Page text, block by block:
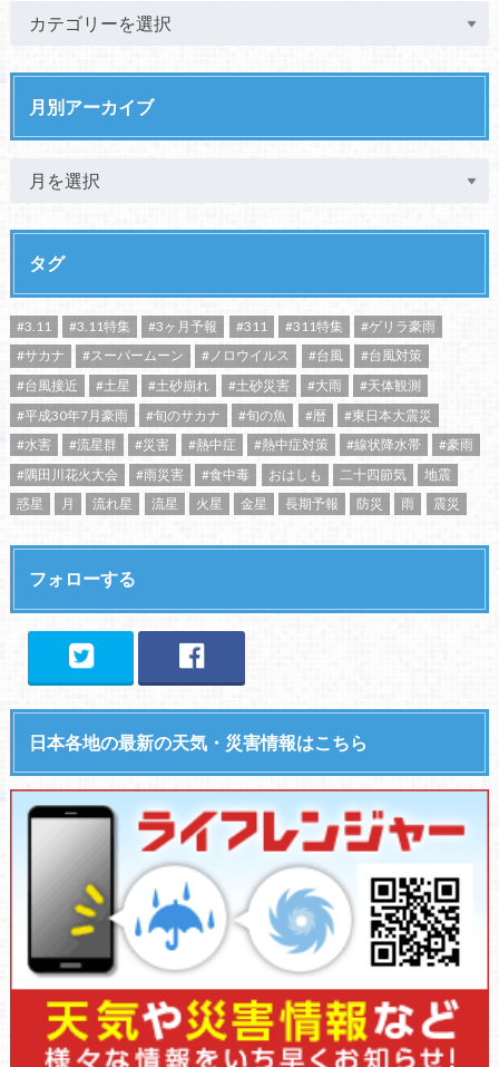
月別アーカイブ
タグ
#3.11 #3.11特集 #3ヶ月予報 #311 #311特集
#ゲリラ豪雨
#サカナ
#スーパームーン #ノロウイルス #台風
#台風対策
#台風接近
#土星 #土砂崩れ #土砂災害 #大雨
#天体観測
#平成30年7月豪雨
#旬のサカナ #旬の魚 #暦
#東日本大震災
#水害
#流星群 #災害 #熱中症 #熱中症対策 #線状降水帯
#豪雨
#隅田川花火大会
#雨災害 #食中毒 おはしも 二十四節気
地震
惑星
月 流れ星 流星 火星 金星 長期予報 防災 雨 震災
フォローする
日本各地の最新の天気・災害情報はこちら